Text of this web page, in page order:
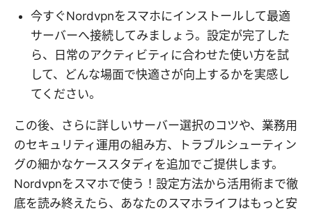
今すぐNordvpnをスマホにインストールして最適
サーバーへ接続してみましょう。設定が完了した
ら、日常のアクティビティに合わせた使い方を試
して、どんな場面で快適さが向上するかを実感し
てください。
この後、さらに詳しいサーバー選択のコツや、業務用
のセキュリティ運用の組み方、トラブルシューティン
グの細かなケーススタディを追加でご提供します。
Nordvpnをスマホで使う！設定方法から活用術まで徹
底を読み終えたら、あなたのスマホライフはもっと安